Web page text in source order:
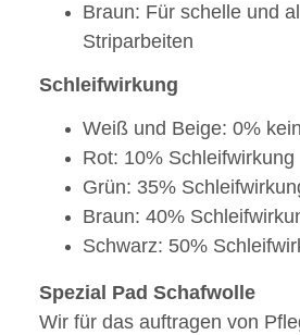
Braun: Für schelle und
Striparbeiten
Schleifwirkung
Weiß und Beige: 0%
Rot: 10% Schleifwirkung
Grün: 35%
Braun: 40%
Schwarz: 50%
Spezial Pad Schafwolle
Wir für das auftragen von